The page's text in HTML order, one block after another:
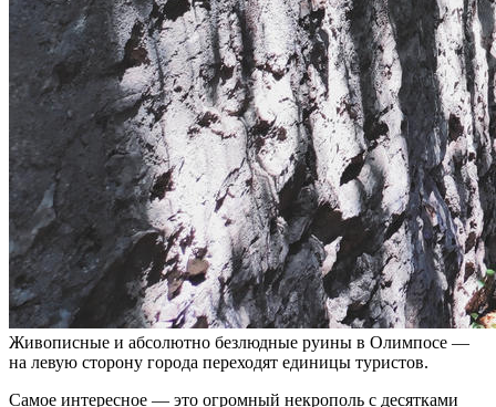
Живописные и абсолютно безлюдные руины в Олимпосе —
на левую сторону города переходят единицы туристов.
Самое интересное — это огромный некрополь с десятками